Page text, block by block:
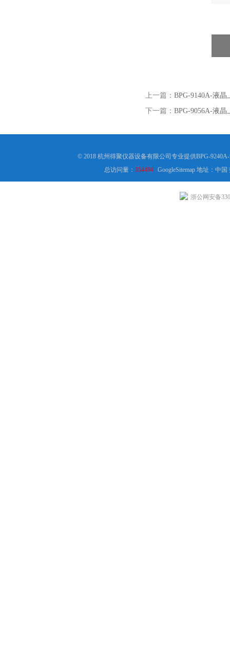
上一篇： BPG-9140A-液
下一篇： BPG-9056A-液
© 2018 杭州得聚仪器设备有限公司专业提供BPG-
总访问量：354494 GoogleSitemap地址：中国
浙公网安备